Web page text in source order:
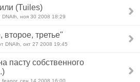
(Tuiles)
DNAlh, ноя 30 2008 18:29
третье"
DNAlh, окт 27 2008 19:45
пасту собственного
feanor, сен 14 2008 16:00